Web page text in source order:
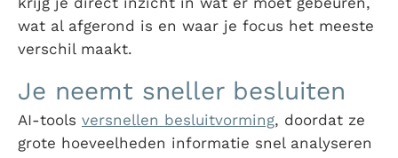
wat al afgerond is en waar je focus het meeste
verschil maakt.
Je neemt sneller besluiten
AI-tools versnellen besluitvorming, doordat ze
grote hoeveelheden informatie snel analyseren